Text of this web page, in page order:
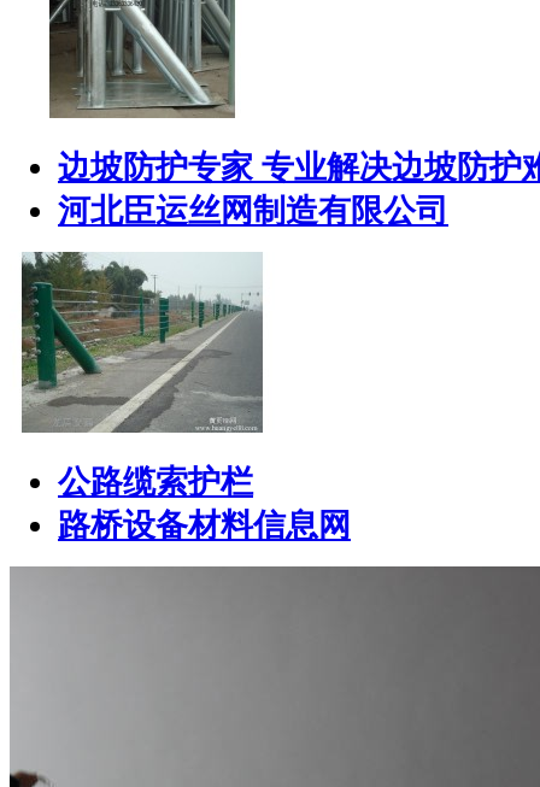
边坡防护专家 专业解决边坡防护
河北臣运丝网制造有限公司
公路缆索护栏
路桥设备材料信息网